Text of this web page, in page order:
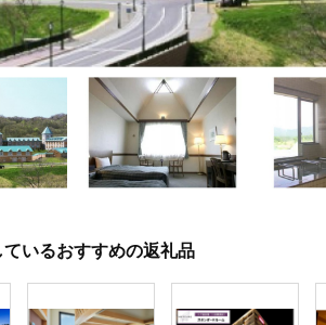
いるおすすめの返礼品